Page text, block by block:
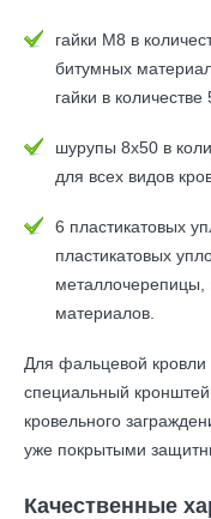
гайки М8 в
битумных
гайки в
шурупы 8х50 в
для всех видов
6 пластикатовых
пластикатовых
металлочерепицы,
материалов.
Для фальцевой кровли
специальный
кровельного
уже покрытыми
Качественные